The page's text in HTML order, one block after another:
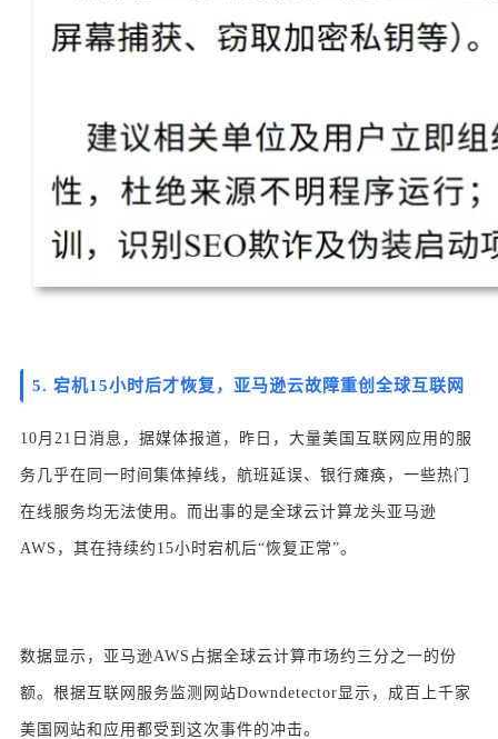
5. 宕机15小时后才恢复，亚马逊云故障重创全球互联网
10月21日消息，据媒体报道，昨日，大量美国互联网应用的服
务几乎在同一时间集体掉线，航班延误、银行瘫痪，一些热门
在线服务均无法使用。 而出事的是全球云计算龙头亚马逊
AWS，其在持续约15小时宕机后“恢复正常”。
数据显示，亚马逊AWS占据全球云计算市场约三分之一的份
额。 根据互联网服务监测网站Downdetector显示，成百上千家
美国网站和应用都受到这次事件的冲击。